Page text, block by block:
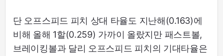
단 오프스피드 피치 상대 타율도 지난해(0.163)에
비해 올해 1할(0.259) 가까이 올랐지만 패스트볼,
브레이킹볼과 달리 오프스피드 피치의 기대타율은